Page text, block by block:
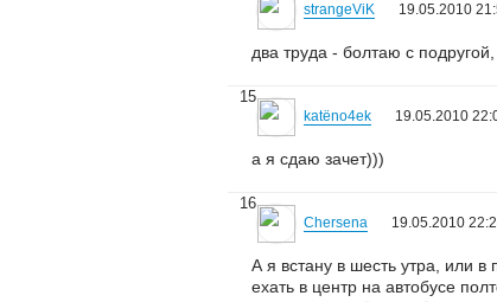
strangeViK 19.05.2010
два труда - болтаю с
15
katёno4ek 19.05.2010
а я сдаю зачет)))
16
Chersena 19.05.2010
А я встану в шесть утра, или в
ехать в центр на автобусе